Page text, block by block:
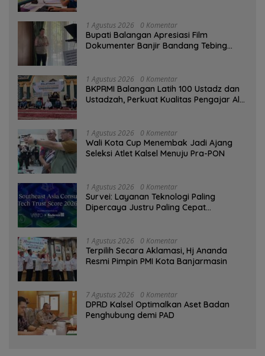
1 Agustus 2026 0 Komentar
Bupati Balangan Apresiasi Film
Dokumenter Banjir Bandang Tebing
1 Agustus 2026 0 Komentar
BKPRMI Balangan Latih 100 Ustadz dan
Ustadzah, Perkuat Kualitas Pengajar Al-
1 Agustus 2026 0 Komentar
Wali Kota Cup Menembak Jadi Ajang
Seleksi Atlet Kalsel Menuju Pra-PON
1 Agustus 2026 0 Komentar
Survei: Layanan Teknologi Paling
Dipercaya Justru Paling Cepat
1 Agustus 2026 0 Komentar
‎Terpilih Secara Aklamasi, Hj Ananda
Resmi Pimpin PMI Kota Banjarmasin
7 Agustus 2026 0 Komentar
‎DPRD Kalsel Optimalkan Aset Badan
Penghubung demi PAD